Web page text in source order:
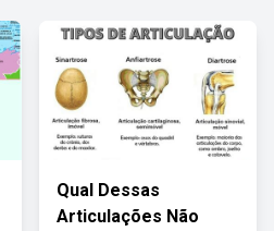
Qual Dessas
Articulações Não